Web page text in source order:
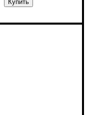
150 см